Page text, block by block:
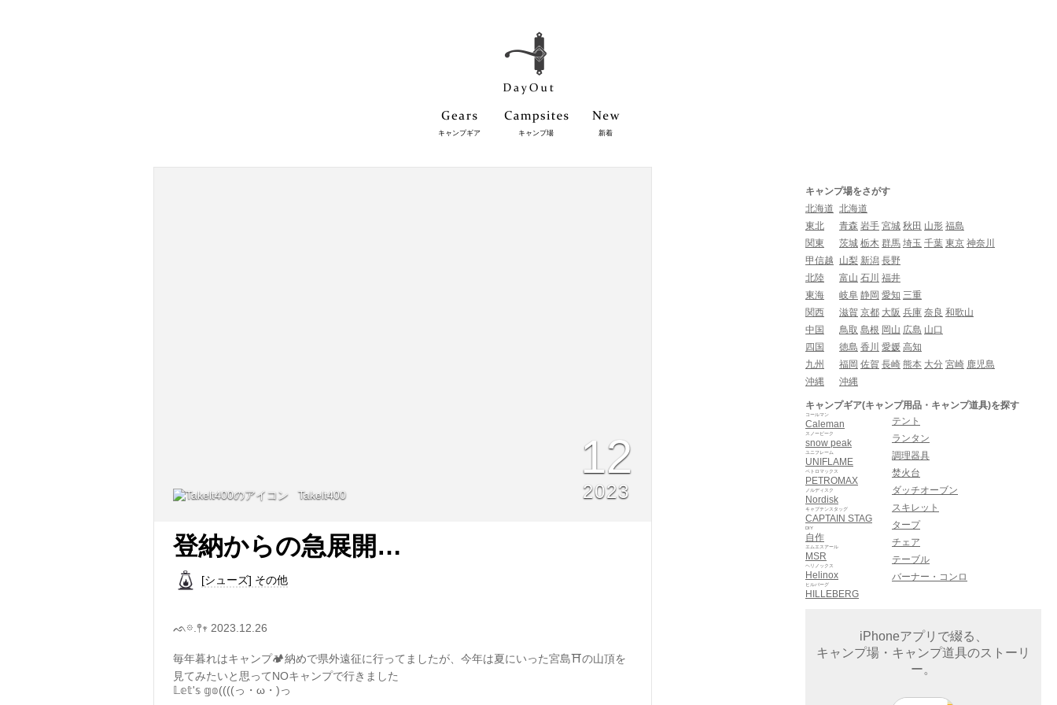
キャンプギア キャンプ場 新着
Takelt400
12
2023
登納からの急展開…
[シューズ] その他
ᨒ𖡼.𖤣𖥧 2023.12.26
毎年暮れはキャンプ🏕納めで県外遠征に行ってましたが、今年は夏にいった宮島⛩の山頂を
見てみたいと思ってNOキャンプで行きました
𝕃𝕖𝕥'𝕤 𝕘𝕠((((っ・ω・)っ
キャンプ場をさがす
北海道 北海道
東北
青森 岩手 宮城 秋田 山形 福島
関東
茨城 栃木 群馬 埼玉 千葉 東京 神奈川
甲信越
山梨 新潟 長野
北陸
富山 石川 福井
東海
岐阜 静岡 愛知 三重
関西
滋賀 京都 大阪 兵庫 奈良 和歌山
中国
鳥取 島根 岡山 広島 山口
四国
徳島 香川 愛媛 高知
九州
福岡 佐賀 長崎 熊本 大分 宮崎 鹿児島
沖縄
沖縄
キャンプギア(キャンプ用品・キャンプ道具)を探す
Caleman
コールマン
snow peak
スノーピーク
UNIFLAME
ユニフレーム
PETROMAX
ペトロマックス
Nordisk
ノルディスク
CAPTAIN STAG
キャプテンスタッグ
自作
DIY
MSR
エムエスアール
Helinox
ヘリノックス
HILLEBERG
ヒルバーグ
テント
ランタン
調理器具
焚火台
ダッチオーブン
スキレット
タープ
チェア
テーブル
バーナー・コンロ
iPhoneアプリで綴る、
キャンプ場・キャンプ道具のストーリ
ー。